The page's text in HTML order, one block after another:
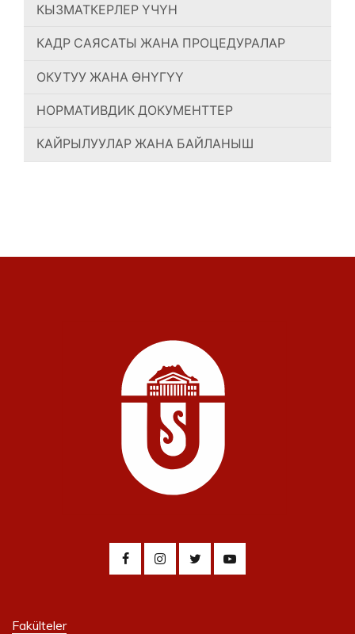
КЫЗМАТКЕРЛЕР ҮЧҮН
КАДР САЯСАТЫ ЖАНА ПРОЦЕДУРАЛАР
ОКУТУУ ЖАНА ӨНҮГҮҮ
НОРМАТИВДИК ДОКУМЕНТТЕР
КАЙРЫЛУУЛАР ЖАНА БАЙЛАНЫШ
Fakülteler